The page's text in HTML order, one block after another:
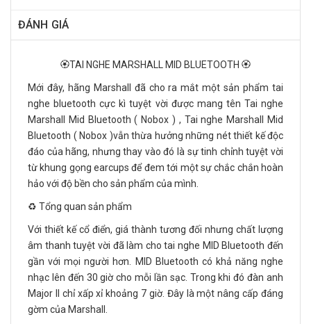
ĐÁNH GIÁ
🏵️TAI NGHE MARSHALL MID BLUETOOTH 🏵️
Mới đây, hãng Marshall đã cho ra mắt một sản phẩm tai
nghe bluetooth cực kì tuyệt vời được mang tên Tai nghe
Marshall Mid Bluetooth ( Nobox ) , Tai nghe Marshall Mid
Bluetooth ( Nobox )vẫn thừa hưởng những nét thiết kế độc
đáo của hãng, nhưng thay vào đó là sự tinh chỉnh tuyệt vời
từ khung gọng earcups để đem tới một sự chắc chắn hoàn
hảo với độ bền cho sản phẩm của mình.
♻️ Tổng quan sản phẩm
Với thiết kế cổ điển, giá thành tương đối nhưng chất lượng
âm thanh tuyệt vời đã làm cho tai nghe MID Bluetooth đến
gần với mọi người hơn. MID Bluetooth có khả năng nghe
nhạc lên đến 30 giờ cho mỗi lần sạc. Trong khi đó đàn anh
Major II chỉ xấp xỉ khoảng 7 giờ. Đây là một nâng cấp đáng
gờm của Marshall.